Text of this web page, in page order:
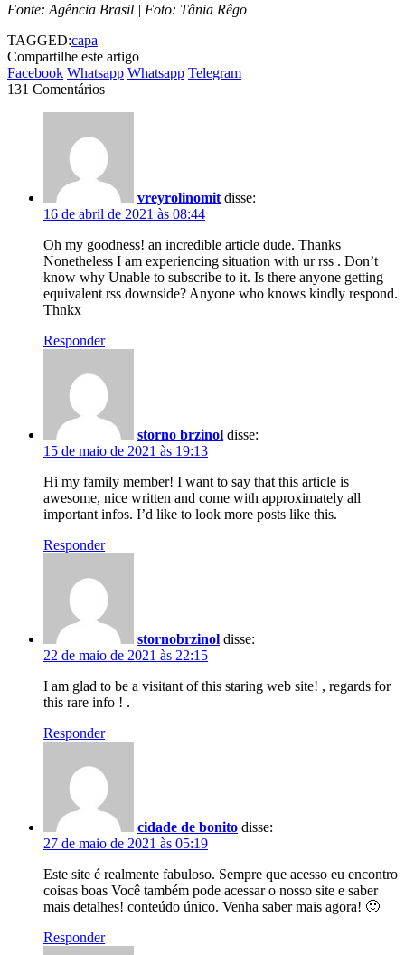
Fonte: Agência Brasil | Foto: Tânia Rêgo
TAGGED:capa
Compartilhe este artigo
Facebook Whatsapp Whatsapp Telegram
131 Comentários
vreyrolinomit disse:
16 de abril de 2021 às 08:44
Oh my goodness! an incredible article dude. Thanks
Nonetheless I am experiencing situation with ur rss . Don’t
know why Unable to subscribe to it. Is there anyone getting
equivalent rss downside? Anyone who knows kindly respond.
Thnkx
Responder
storno brzinol disse:
15 de maio de 2021 às 19:13
Hi my family member! I want to say that this article is
awesome, nice written and come with approximately all
important infos. I’d like to look more posts like this.
Responder
stornobrzinol disse:
22 de maio de 2021 às 22:15
I am glad to be a visitant of this staring web site! , regards for
this rare info ! .
Responder
cidade de bonito disse:
27 de maio de 2021 às 05:19
Este site é realmente fabuloso. Sempre que acesso eu encontro
coisas boas Você também pode acessar o nosso site e saber
mais detalhes! conteúdo único. Venha saber mais agora! 🙂
Responder